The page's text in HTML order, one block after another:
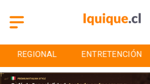
ENTRETENCIÓN DEPORTES